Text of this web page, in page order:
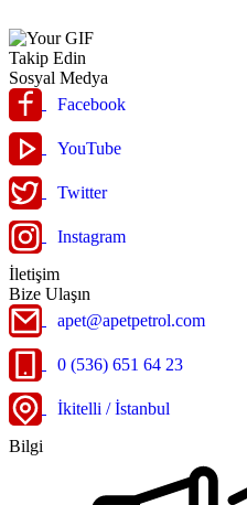
Takip Edin
Sosyal Medya
Facebook
YouTube
Twitter
Instagram
İletişim
Bize Ulaşın
apet@apetpetrol.com
0 (536) 651 64 23
İkitelli / İstanbul
Bilgi